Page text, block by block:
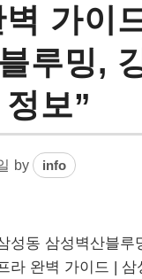
가이
루밍,
보”
by info
성동 삼성벽산블루
라 완벽 가이드 | 삼